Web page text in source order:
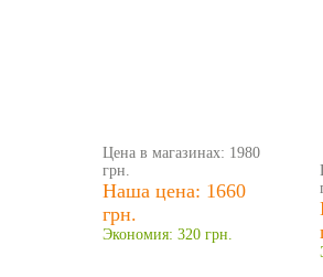
Цена в магазинах: 1980
грн.
Наша цена: 1660
грн.
Экономия: 320 грн.